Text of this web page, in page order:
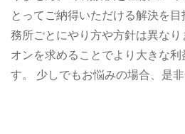
とってご納得いただける解決を目
務所ごとにやり方や方針は異な
オンを求めることでより大きな利
す。
少しでもお悩みの場合、是